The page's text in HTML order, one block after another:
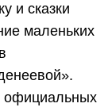
и сказки
маленьких
официальных